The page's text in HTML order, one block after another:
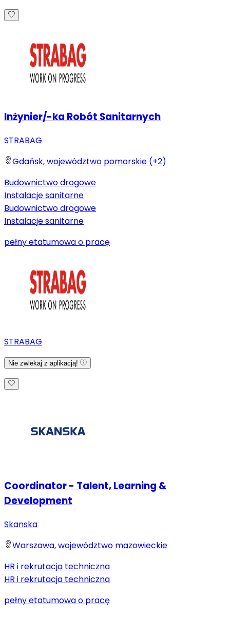
Inżynier/-ka Robót Sanitarnych
STRABAG
Gdańsk, województwo pomorskie (+2)
Budownictwo drogowe
Instalacje sanitarne
Budownictwo drogowe
Instalacje sanitarne
pełny etatumowa o pracę
STRABAG
Nie zwlekaj z aplikacją!
Coordinator - Talent, Learning &
Development
Skanska
Warszawa, województwo mazowieckie
HR i rekrutacja techniczna
HR i rekrutacja techniczna
pełny etatumowa o pracę